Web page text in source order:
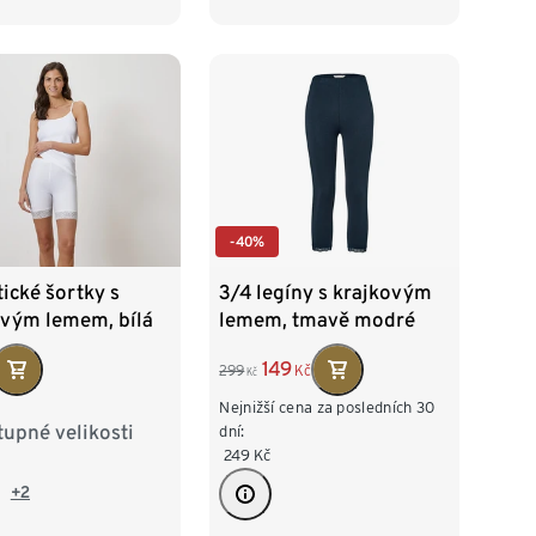
šortky s
lemem, bílá
velikosti
M 40/42
+2
-40%
3/4 legíny s krajkovým
lemem, tmavě modré
299 Kč 149 Kč
Nejnižší cena za posledních 30
dní:
249 Kč